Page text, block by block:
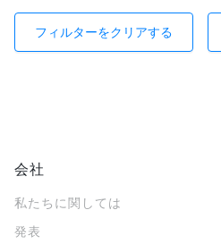
フィルターをクリアする
会社
私たちに関しては
発表